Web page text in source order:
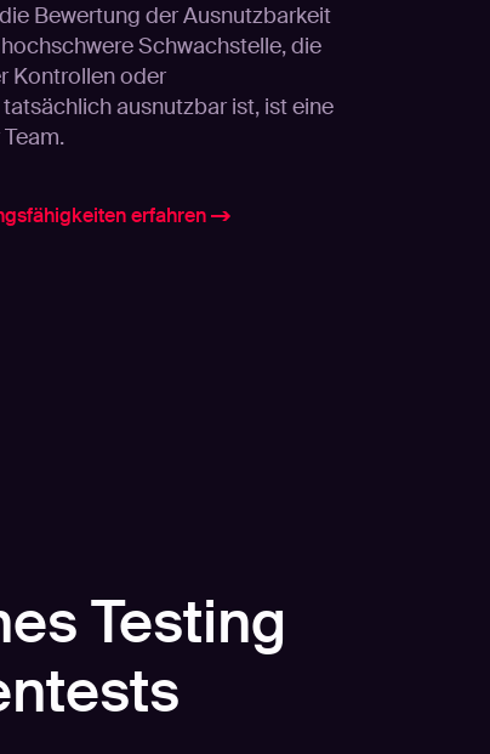
Bewertung der Ausnutzbarkeit
Schwachstelle, die
Kontrollen oder
ausnutzbar ist, ist eine
erfahren
Testing